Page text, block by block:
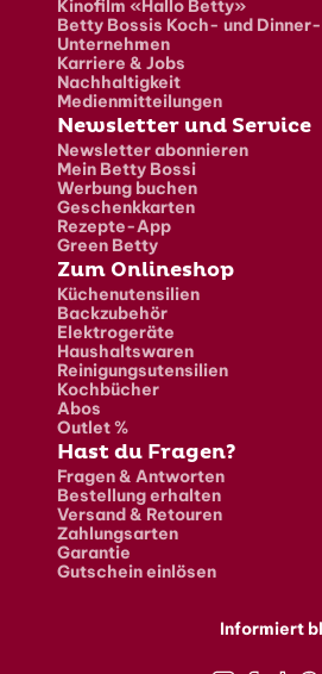
Kinofilm «Hallo Betty»
Betty Bossis Koch- und
Unternehmen
Karriere & Jobs
Nachhaltigkeit
Medienmitteilungen
Newsletter und Service
Newsletter abonnieren
Mein Betty Bossi
Werbung buchen
Geschenkkarten
Rezepte-App
Green Betty
Zum Onlineshop
Küchenutensilien
Backzubehör
Elektrogeräte
Haushaltswaren
Reinigungsutensilien
Kochbücher
Abos
Outlet %
Hast du Fragen?
Fragen & Antworten
Bestellung erhalten
Versand & Retouren
Zahlungsarten
Garantie
Gutschein einlösen
Informiert